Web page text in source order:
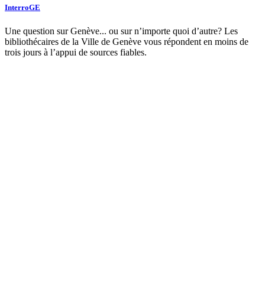
InterroGE
Une question sur Genève... ou sur n’importe quoi d’autre? Les
bibliothécaires de la Ville de Genève vous répondent en moins de
trois jours à l’appui de sources fiables.